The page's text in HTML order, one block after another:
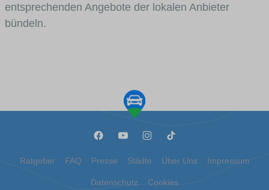
entsprechenden Angebote der lokalen Anbieter
bündeln.
Ratgeber FAQ Presse Städte Über Uns Impressum
Datenschutz Cookies